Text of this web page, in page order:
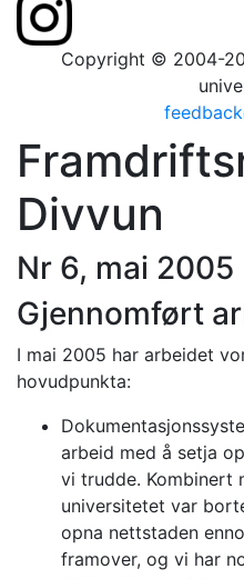
Copyright © 2004-
Divvun
Nr 6, mai 2005
Gjennomført
I mai 2005 har arbeidet
hovudpunkta:
arbeid med å setja
vi trudde. Kombinert
universitetet var
opna nettstaden
framover, og vi har